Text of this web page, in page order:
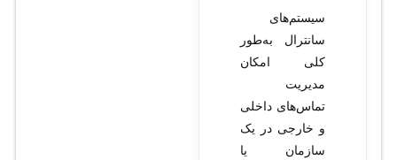
سیستم‌های
سانترال به‌طور
کلی امکان
مدیریت
تماس‌های داخلی
و خارجی در یک
سازمان یا